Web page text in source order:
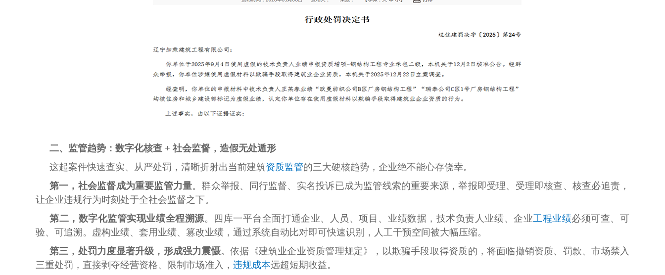
二、监管趋势：数字化核查 + 社会监督，造假无处遁形
这起案件快速查实、从严处罚，清晰折射出当前建筑资质监管的三大硬核趋势，企业绝不能心存侥幸。
第一，社会监督成为重要监管力量。群众举报、同行监督、实名投诉已成为监管线索的重要来源，举报即受理、受理即核查、核查必追责，
让企业违规行为时刻处于全社会监督之下。
第二，数字化监管实现业绩全程溯源。四库一平台全面打通企业、人员、项目、业绩数据，技术负责人业绩、企业工程业绩必须可查、可
验、可追溯。虚构业绩、套用业绩、篡改业绩，通过系统自动比对即可快速识别，人工干预空间被大幅压缩。
第三，处罚力度显著升级，形成强力震慑。依据《建筑业企业资质管理规定》，以欺骗手段取得资质的，将面临撤销资质、罚款、市场禁入
三重处罚，直接剥夺经营资格、限制市场准入， 违规成本远超短期收益。